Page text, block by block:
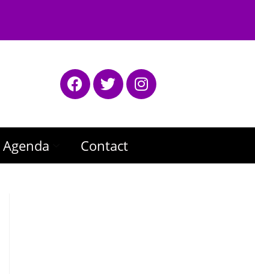
Agenda Contact